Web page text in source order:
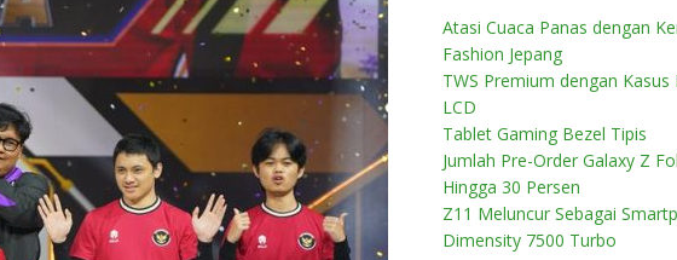
Atasi Cuaca Panas dengan
Fashion Jepang
TWS Premium dengan
LCD
Tablet Gaming Bezel Tipis
Jumlah Pre-Order Galaxy Z
Hingga 30 Persen
Z11 Meluncur Sebagai
Dimensity 7500 Turbo